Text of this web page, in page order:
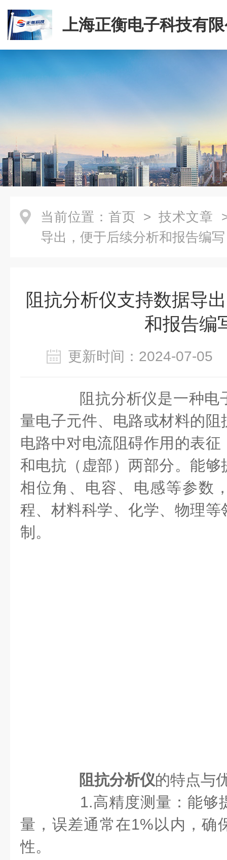
上海正衡电子科技有
当前位置： 首页 > 技术文章
导出，便于后续分析和报告编写
阻抗分析仪支持数据导
和报告编
更新时间：2024-07-
阻抗分析仪是一种电
量电子元件、电路或材料的
电路中对电流阻碍作用的表
和电抗（虚部）两部分。能
相位角、电容、电感等参数
程、材料科学、化学、物理
制。
阻抗分析仪的特点与
1.高精度测量：能够
量，误差通常在1%以内，确
性。